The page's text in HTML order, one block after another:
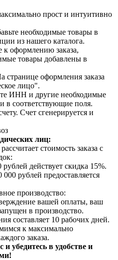
прост и интуитивно
необходимые товары в
из нашего каталога.
к оформлению заказа,
товары добавлены в
оформления заказа
лицо".
ИНН и другие необходимые
в соответствующие поля.
Счет сгенерируется и
лиц:
стоимость заказа с
действует скидка 15%.
рублей предоставляется
производство:
вашей оплаты, ваш
в производство.
составляет 10 рабочих дней.
к максимально
заказа.
и убедитесь в удобстве и